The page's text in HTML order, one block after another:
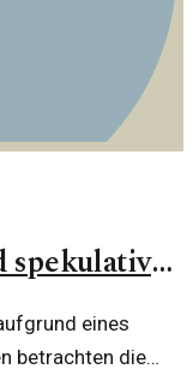
eines
betrachten die